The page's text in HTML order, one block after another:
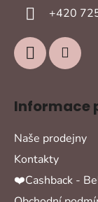
+420
Informace
Naše prodejny
Kontakty
❤️Cashback -